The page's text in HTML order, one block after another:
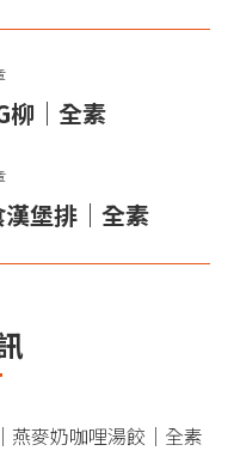
柳｜全素
堡排｜全素
燕麥奶咖哩湯餃｜全素